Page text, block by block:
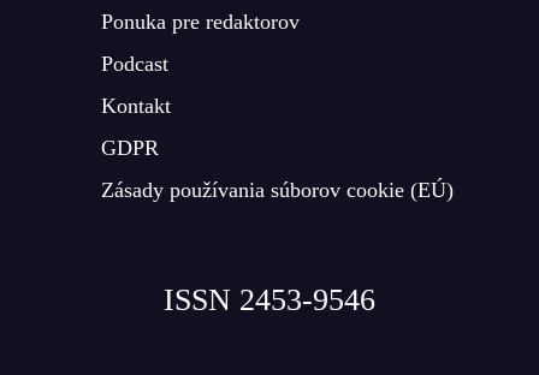
Ponuka pre redaktorov
Podcast
Kontakt
GDPR
Zásady používania súborov cookie (EÚ)
ISSN 2453-9546